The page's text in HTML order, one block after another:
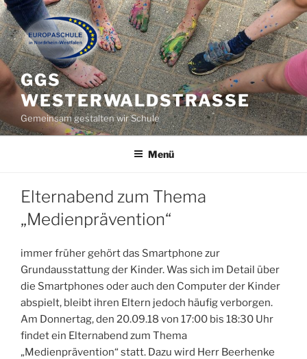
Zum
Inhalt
springen
GGS
WESTERWALDSTRASSE
Gemeinsam gestalten wir Schule
Menü
Elternabend zum Thema
„Medienprävention“
immer früher gehört das Smartphone zur
Grundausstattung der Kinder. Was sich im Detail über
die Smartphones oder auch den Computer der Kinder
abspielt, bleibt ihren Eltern jedoch häufig verborgen.
Am Donnertag, den 20.09.18 von 17:00 bis 18:30 Uhr
findet ein Elternabend zum Thema
„Medienprävention“ statt. Dazu wird Herr Beerhenke